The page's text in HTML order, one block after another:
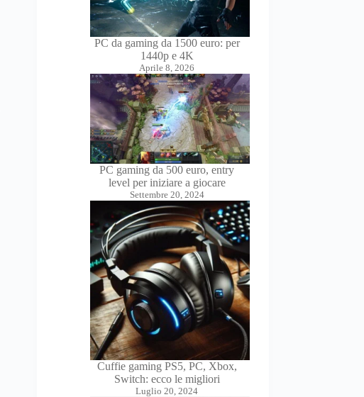
PC da gaming da 1500 euro: per
1440p e 4K
Aprile 8, 2026
PC gaming da 500 euro, entry
level per iniziare a giocare
Settembre 20, 2024
Cuffie gaming PS5, PC, Xbox,
Switch: ecco le migliori
Luglio 20, 2024